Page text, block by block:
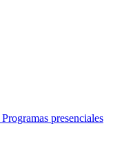
Programas presenciales